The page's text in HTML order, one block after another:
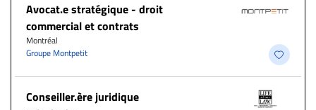
Avocat.e stratégique - droit
commercial et contrats
Montréal
Groupe Montpetit
Conseiller.ère juridique